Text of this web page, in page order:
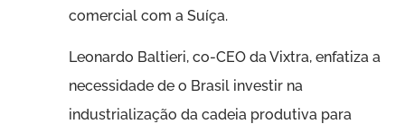
comercial com a Suíça.
Leonardo Baltieri, co-CEO da Vixtra, enfatiza a
necessidade de o Brasil investir na
industrialização da cadeia produtiva para